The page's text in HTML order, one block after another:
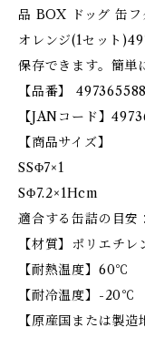
品 BOX ドッグ 缶フ
オレンジ(1セット
保存できます。簡単
【品番】
【JANコード】
【商品サイズ】
SSΦ7×1
SΦ7.2×1Hcm
適合する缶詰の目
【材質】ポリエチレ
【耐熱温度】60℃
【耐冷温度】-20℃
【原産国または製造